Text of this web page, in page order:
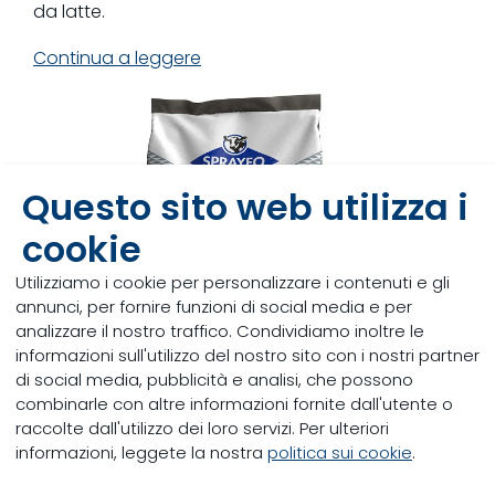
Questo sito web utilizza i
cookie
Utilizziamo i cookie per personalizzare i contenuti e gli
annunci, per fornire funzioni di social media e per
analizzare il nostro traffico. Condividiamo inoltre le
informazioni sull'utilizzo del nostro sito con i nostri partner
di social media, pubblicità e analisi, che possono
combinarle con altre informazioni fornite dall'utente o
raccolte dall'utilizzo dei loro servizi. Per ulteriori
informazioni, leggete la nostra politica sui cookie.
da latte.
Continua a leggere
Sprayfo Delta
Sprayfo Delta è sviluppato per combinare il